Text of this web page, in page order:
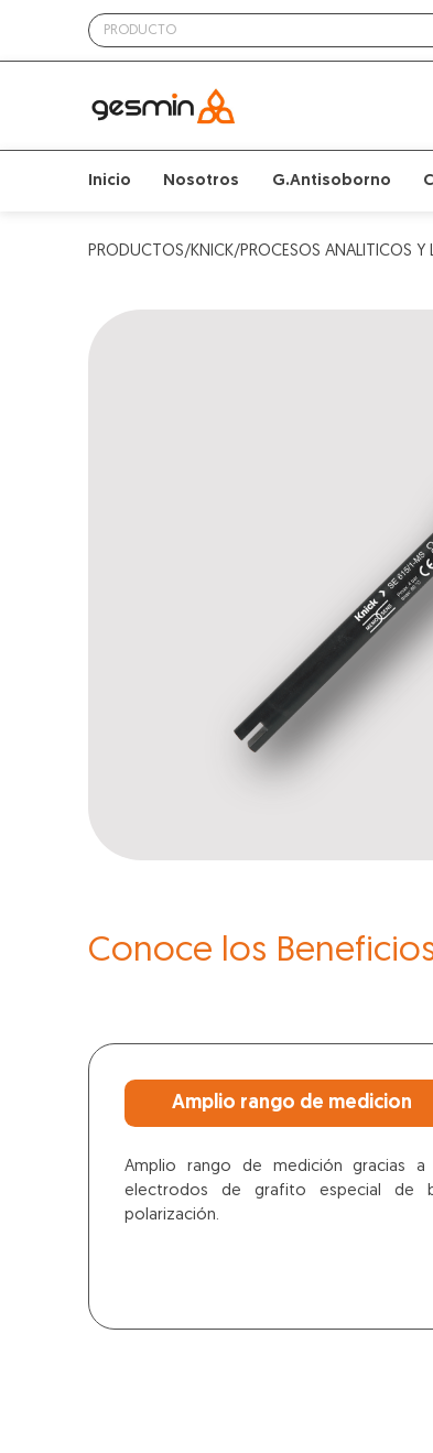
Inicio Nosotros G.Antisoborno
PRODUCTOS/KNICK/PROCESOS ANALITICOS Y
Conoce los
Amplio rango de medicion
Amplio rango de medición gracias a
electrodos de grafito especial de
polarización.